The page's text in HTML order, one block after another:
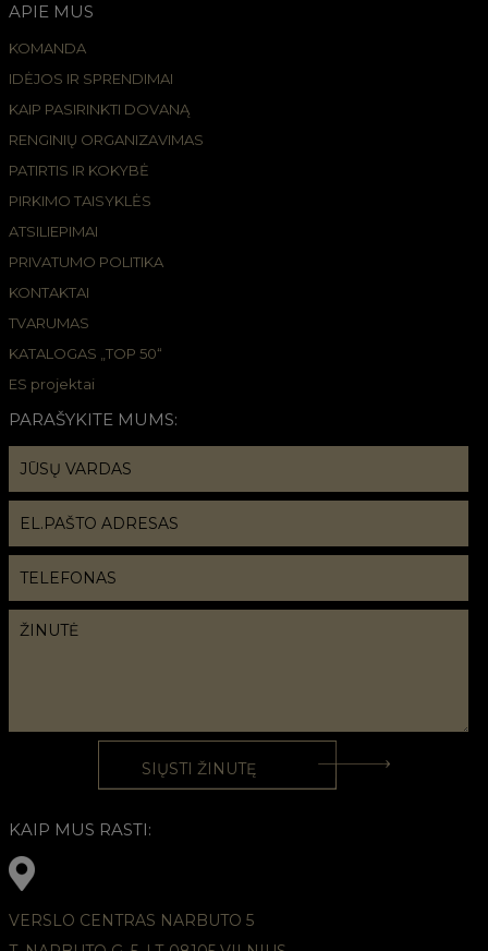
APIE MUS
KOMANDA
IDĖJOS IR SPRENDIMAI
KAIP PASIRINKTI DOVANĄ
RENGINIŲ ORGANIZAVIMAS
PATIRTIS IR KOKYBĖ
PIRKIMO TAISYKLĖS
ATSILIEPIMAI
PRIVATUMO POLITIKA
KONTAKTAI
TVARUMAS
KATALOGAS „TOP 50“
ES projektai
PARAŠYKITE MUMS:
KAIP MUS RASTI:
VERSLO CENTRAS NARBUTO 5